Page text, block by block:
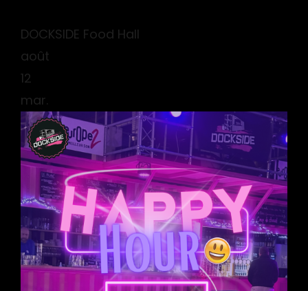
DOCKSIDE Food Hall
août
12
mar.